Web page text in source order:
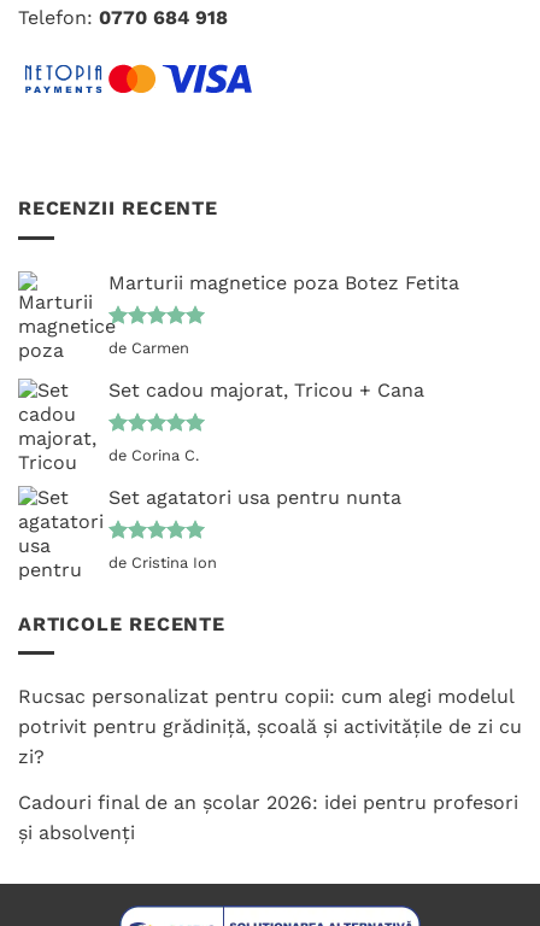
Telefon: 0770 684 918
RECENZII RECENTE
Marturii magnetice poza Botez Fetita
Evaluat la
de Carmen
Set cadou majorat, Tricou + Cana
Evaluat la
de Corina C.
Set agatatori usa pentru nunta
Evaluat la
de Cristina Ion
ARTICOLE RECENTE
Rucsac personalizat pentru copii: cum alegi modelul
potrivit pentru grădiniță, școală și activitățile de zi cu
zi?
Cadouri final de an școlar 2026: idei pentru profesori
și absolvenți